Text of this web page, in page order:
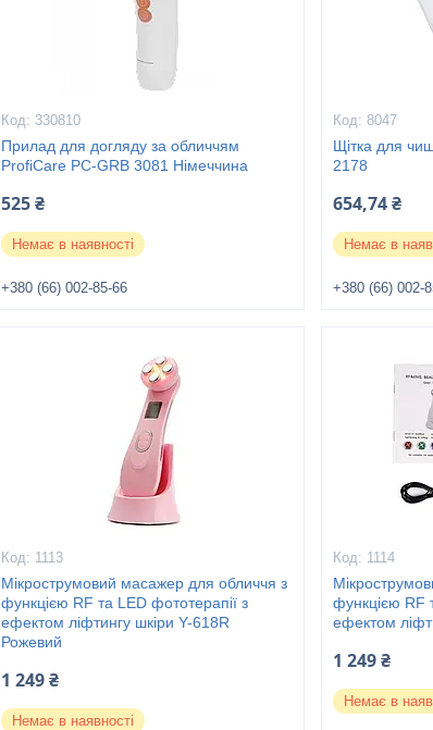
330810
Прилад для догляду за обличчям
ProfiCare PC-GRB 3081 Німеччина
525 ₴
Немає в наявності
+380 (66) 002-85-66
8047
Щітка для
2178
654,74 ₴
Немає в
+380 (66) 002-
1113
Мікрострумовий масажер для обличчя з
функцією RF та LED фототерапії з
ефектом ліфтингу шкіри Y-618R
Рожевий
1 249 ₴
Немає в наявності
1114
функцією RF
ефектом
1 249 ₴
Немає в